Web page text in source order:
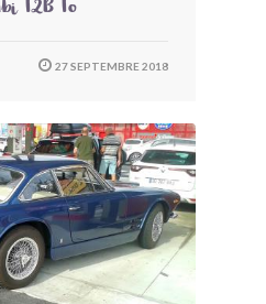
T2B To
27 SEPTEMBRE 2018